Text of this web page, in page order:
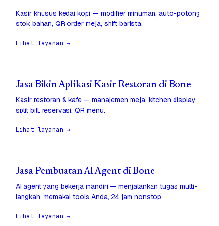
Kasir khusus kedai kopi — modifier minuman, auto-potong
stok bahan, QR order meja, shift barista.
Lihat layanan →
Jasa Bikin Aplikasi Kasir Restoran di Bone
Kasir restoran & kafe — manajemen meja, kitchen display,
split bill, reservasi, QR menu.
Lihat layanan →
Jasa Pembuatan AI Agent di Bone
AI agent yang bekerja mandiri — menjalankan tugas multi-
langkah, memakai tools Anda, 24 jam nonstop.
Lihat layanan →